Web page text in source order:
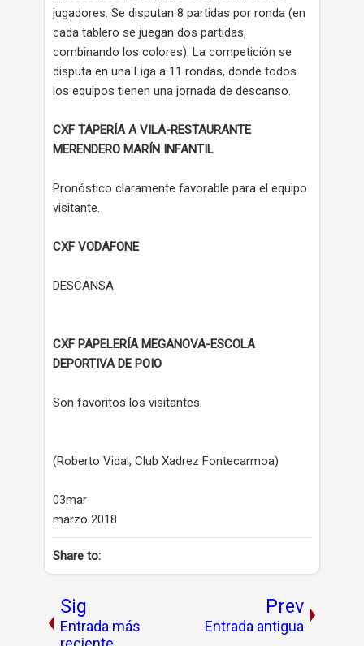
jugadores. Se disputan 8 partidas por ronda (en
cada tablero se juegan dos partidas,
combinando los colores). La competición se
disputa en una Liga a 11 rondas, donde todos
los equipos tienen una jornada de descanso.
CXF TAPERÍA A VILA-RESTAURANTE
MERENDERO MARÍN INFANTIL
Pronóstico claramente favorable para el equipo
visitante.
CXF VODAFONE
DESCANSA
CXF PAPELERÍA MEGANOVA-ESCOLA
DEPORTIVA DE POIO
Son favoritos los visitantes.
(Roberto Vidal, Club Xadrez Fontecarmoa)
03mar
marzo 2018
Share to:
Sig
Entrada más
Prev
Entrada antigua